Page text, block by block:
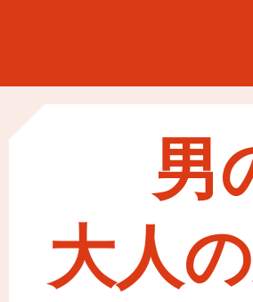
男
大人